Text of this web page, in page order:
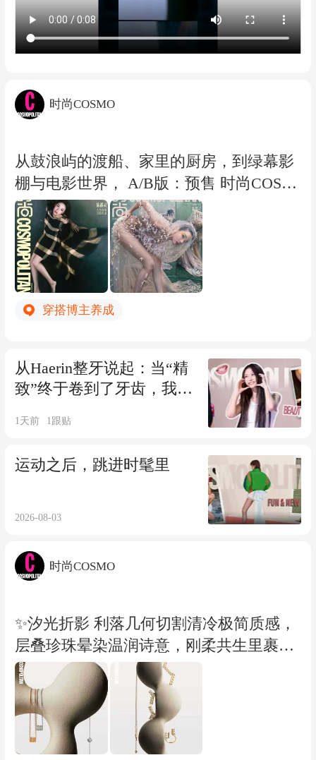
蒲安 编辑：赵文斐 视频编辑：璐颖 视频
导演 : Guan 文字编辑：曾瑶 撰文: 王萝Ly
nch 宣发：斑马 发型：文静WOWstudio 化
导：雷皓 B机：刘越 服装统筹：Rong 制
片：文佳佳（JIA.Studio） 焦点：韩明俊
调色：冰水冷冰冰 视频制作：EST.STUDI
O 美术：JIA.Studio 造型助理：楹琦、木
子 制片助理：方方（JIA.Studio） 运营助
理：番茄 设计：闫硕伟 场地：東西影棚
封面服装支持：Loewe
时尚COSMO
从鼓浪屿的渡船、家里的厨房，到绿幕影
棚与电影世界， A/B版：预售 时尚COSM
O时尚伊人杂志2026年8期 封面 陈都灵 A/
B版套装 期刊杂志 C版：销量X2 预售 时
尚COSMO时尚伊人杂志2026年8期 封面
陈都灵 C版套装 期刊杂志 @张晓冬Shirley
总策划：程功@程功CHENG 、@Jumbobo
bobo 明星创意总监：胡娜@HUXIAONAN
泽zestudio 创意&造型：蒲安 编辑：赵文
斐 文字编辑：曾瑶 撰文: 王萝Lynch 宣
发：斑马 发型：文静WOWstudio 化妆：
王亚飞 服装统筹：Rong 制片：文佳佳（J
ulyDeng-小帅 摄影制片：雪婷 灯光：巴根
造型助理：楹琦、木子 制片助理：方方
（JIA.Studio） 运营助理：番茄 场地：東
穿搭博主养成
从Haerin整牙说起：当“精
致”终于卷到了牙齿，我们
1天前 1跟贴
运动之后，跳进时髦里
2026-08-03
时尚COSMO
✨汐光折影 利落几何切割清冷极简质感，
层叠珍珠晕染温润诗意，刚柔共生里裹挟
几分灵动的先锋气质。 编辑：@cher晓雪
摄影：尹煜 美术：XY 设计：迟迟